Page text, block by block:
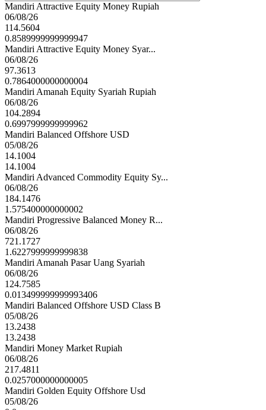
Mandiri Attractive Equity Money Rupiah
06/08/26
114.5604
0.8589999999999947
Mandiri Attractive Equity Money Syar...
06/08/26
97.3613
0.7864000000000004
Mandiri Amanah Equity Syariah Rupiah
06/08/26
104.2894
0.6997999999999962
Mandiri Balanced Offshore USD
05/08/26
14.1004
14.1004
Mandiri Advanced Commodity Equity Sy...
06/08/26
184.1476
1.575400000000002
Mandiri Progressive Balanced Money R...
06/08/26
721.1727
1.6227999999999838
Mandiri Amanah Pasar Uang Syariah
06/08/26
124.7585
0.013499999999993406
Mandiri Balanced Offshore USD Class B
05/08/26
13.2438
13.2438
Mandiri Money Market Rupiah
06/08/26
217.4811
0.0257000000000005
Mandiri Golden Equity Offshore Usd
05/08/26